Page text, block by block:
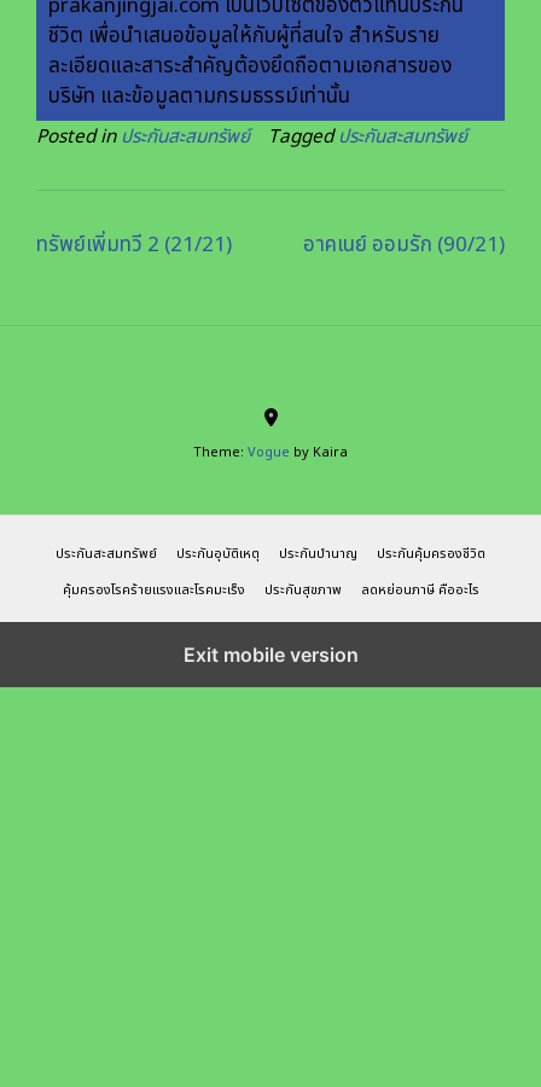
ชีวิต เพื่อนำเสนอข้อมูลให้กับผู้ที่สนใจ สำหรับราย
ละเอียดและสาระสำคัญต้องยึดถือตามเอกสารของ
บริษัท และข้อมูลตามกรมธรรม์เท่านั้น
Posted in ประกันสะสมทรัพย์ Taggedประกันสะสมทรัพย์
ทรัพย์เพิ่มทวี 2 (21/21) อาคเนย์ ออมรัก (90/21)
Theme: Vogue by Kaira
ประกันสะสมทรัพย์ ประกันอุบัติเหตุ ประกันบำนาญ
ประกันคุ้มครองชีวิต
คุ้มครองโรคร้ายแรงและโรคมะเร็ง
ประกันสุขภาพ ลดหย่อนภาษี คืออะไร
Exit mobile version